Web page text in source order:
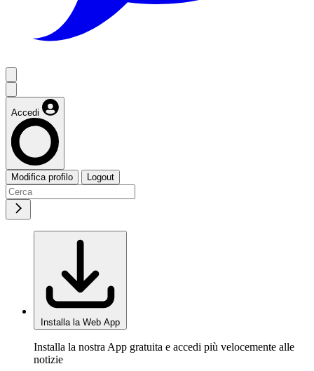
Accedi
Modifica profilo Logout
Installa la Web App
Installa la nostra App gratuita e accedi più velocemente alle
notizie